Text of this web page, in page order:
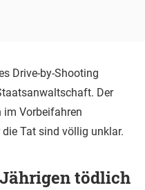
Drive-by-Shooting
Der
Vorbeifahren
Tat sind völlig unklar.
tödlich